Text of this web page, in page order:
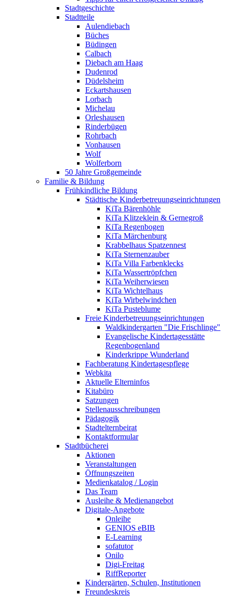
Stadtgeschichte
Stadtteile
Aulendiebach
Büches
Büdingen
Calbach
Diebach am Haag
Dudenrod
Düdelsheim
Eckartshausen
Lorbach
Michelau
Orleshausen
Rinderbügen
Rohrbach
Vonhausen
Wolf
Wolferborn
50 Jahre Großgemeinde
Familie & Bildung
Frühkindliche Bildung
Städtische Kinderbetreuungseinrichtungen
KiTa Bärenhöhle
KiTa Klitzeklein & Gernegroß
KiTa Regenbogen
KiTa Märchenburg
Krabbelhaus Spatzennest
KiTa Sternenzauber
KiTa Villa Farbenklecks
KiTa Wassertröpfchen
KiTa Weiherwiesen
KiTa Wichtelhaus
KiTa Wirbelwindchen
KiTa Pusteblume
Freie Kinderbetreuungseinrichtungen
Waldkindergarten "Die Frischlinge"
Evangelische Kindertagesstätte
Regenbogenland
Kinderkrippe Wunderland
Fachberatung Kindertagespflege
Webkita
Aktuelle Elterninfos
Kitabüro
Satzungen
Stellenausschreibungen
Pädagogik
Stadtelternbeirat
Kontaktformular
Stadtbücherei
Aktionen
Veranstaltungen
Öffnungszeiten
Medienkatalog / Login
Das Team
Ausleihe & Medienangebot
Digitale-Angebote
Onleihe
GENIOS eBIB
E-Learning
sofatutor
Onilo
Digi-Freitag
RiffReporter
Kindergärten, Schulen, Institutionen
Freundeskreis